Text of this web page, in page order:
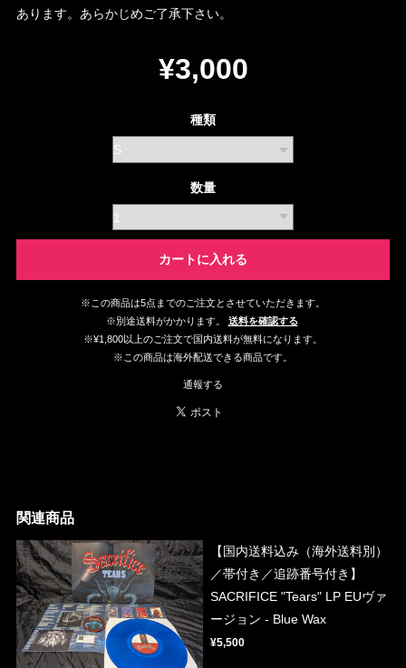
あります。あらかじめご了承下さい。
¥3,000
種類
数量
カートに入れる
※この商品は5点までのご注文とさせていただきます。
※別途送料がかかります。
送料を確認する
※¥1,800以上のご注文で国内送料が無料になります。
※この商品は海外配送できる商品です。
通報する
関連商品
【国内送料込み（海外送料別）
／帯付き／追跡番号付き】
SACRIFICE "Tears" LP EUヴァ
ージョン - Blue Wax
¥5,500